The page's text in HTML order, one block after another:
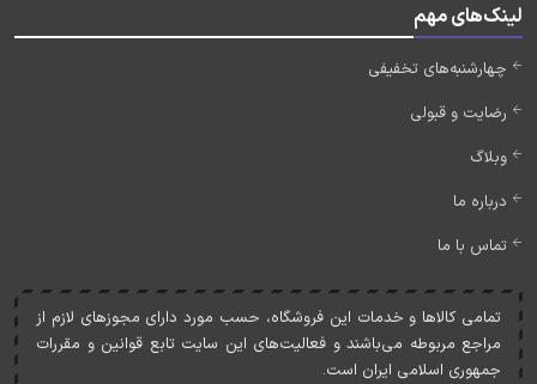
لینک‌های مهم
چهارشنبه‌های تخفیفی
رضایت و قبولی
وبلاگ
درباره ما
تماس با ما
تمامی کالاها و خدمات اين فروشگاه، حسب مورد دارای مجوزهای لازم از
مراجع مربوطه می‌باشند و فعاليت‌های اين سايت تابع قوانين و مقررات
جمهوری اسلامی ايران است.